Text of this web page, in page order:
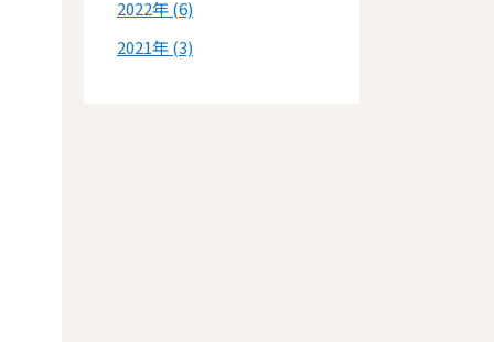
2022
(6)
2021
(3)